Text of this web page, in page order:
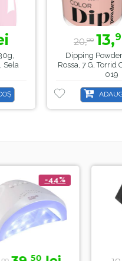
Sela
20,00 13,
Dipping
Rossa, 7 G, Torrid
019
-